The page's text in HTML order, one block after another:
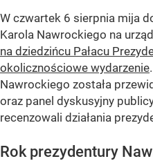
W czwartek 6 sierpnia mija
Karola Nawrockiego na
na dziedzińcu Pałacu
okolicznościowe wydarzenie
Nawrockiego została
oraz panel dyskusyjny
recenzowali działania
Rok prezydentury